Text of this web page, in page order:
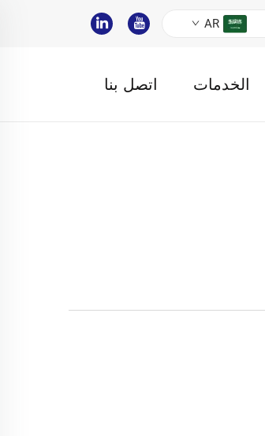
AR
الخدمات اتصل بنا